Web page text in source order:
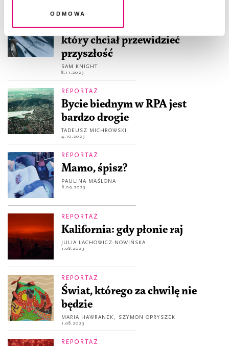
Odmowa
REPORTAŻ
Biuro Przeczuć. Psychiatra,
który chciał przewidzieć
przyszłość
SAM KNIGHT
8.11.2023
REPORTAŻ
Bycie biednym w RPA jest
bardzo drogie
TADEUSZ MICHROWSKI
4.10.2023
REPORTAŻ
Mamo, śpisz?
PAULINA MAŚLONA
6.09.2023
REPORTAŻ
Kalifornia: gdy płonie raj
JULIA LACHOWICZ-NOWIŃSKA
1.08.2023
REPORTAŻ
Świat, którego za chwilę nie
będzie
MARIA HAWRANEK, SZYMON OPRYSZEK
1.08.2023
REPORTAŻ